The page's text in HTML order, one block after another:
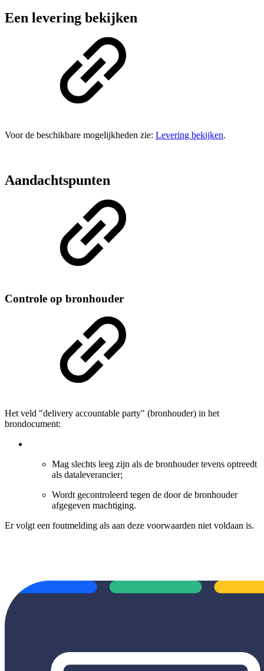
Een levering bekijken
Voor de beschikbare mogelijkheden zie: Levering bekijken.
Aandachtspunten
Controle op bronhouder
Het veld "delivery accountable party" (bronhouder) in het
brondocument:
Mag slechts leeg zijn als de bronhouder tevens optreedt
als dataleverancier;
Wordt gecontroleerd tegen de door de bronhouder
afgegeven machtiging.
Er volgt een foutmelding als aan deze voorwaarden niet voldaan is.